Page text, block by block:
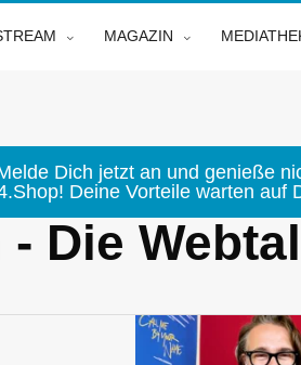
MAGAZIN
Dich jetzt an und genieße
Deine Vorteile warten auf
Die